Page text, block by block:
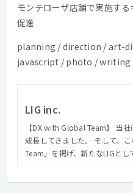
モンテローザ店舗で実施す
促進
planning / direction / art-
javascript / photo / writing
LIG inc.
【DX with Global Team】 当
成長してきました。 そして、
Team」を掲げ、新たなLIGとし